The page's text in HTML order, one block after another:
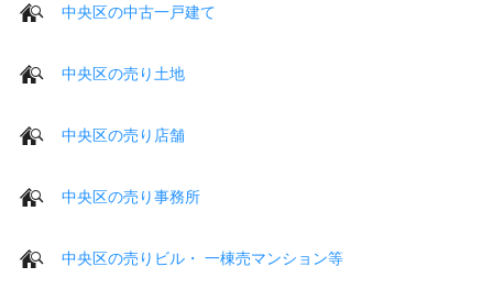
中央区の中古一戸建て
中央区の売り土地
中央区の売り店舗
中央区の売り事務所
中央区の売りビル・ 一棟売マンション等